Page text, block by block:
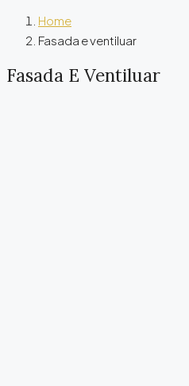
Home
Fasada e ventiluar
Fasada E Ventiluar